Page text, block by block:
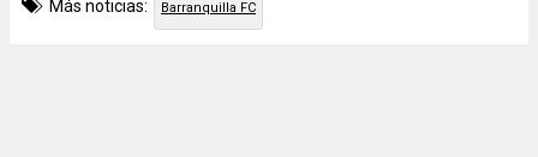
Más noticias: Barranquilla FC